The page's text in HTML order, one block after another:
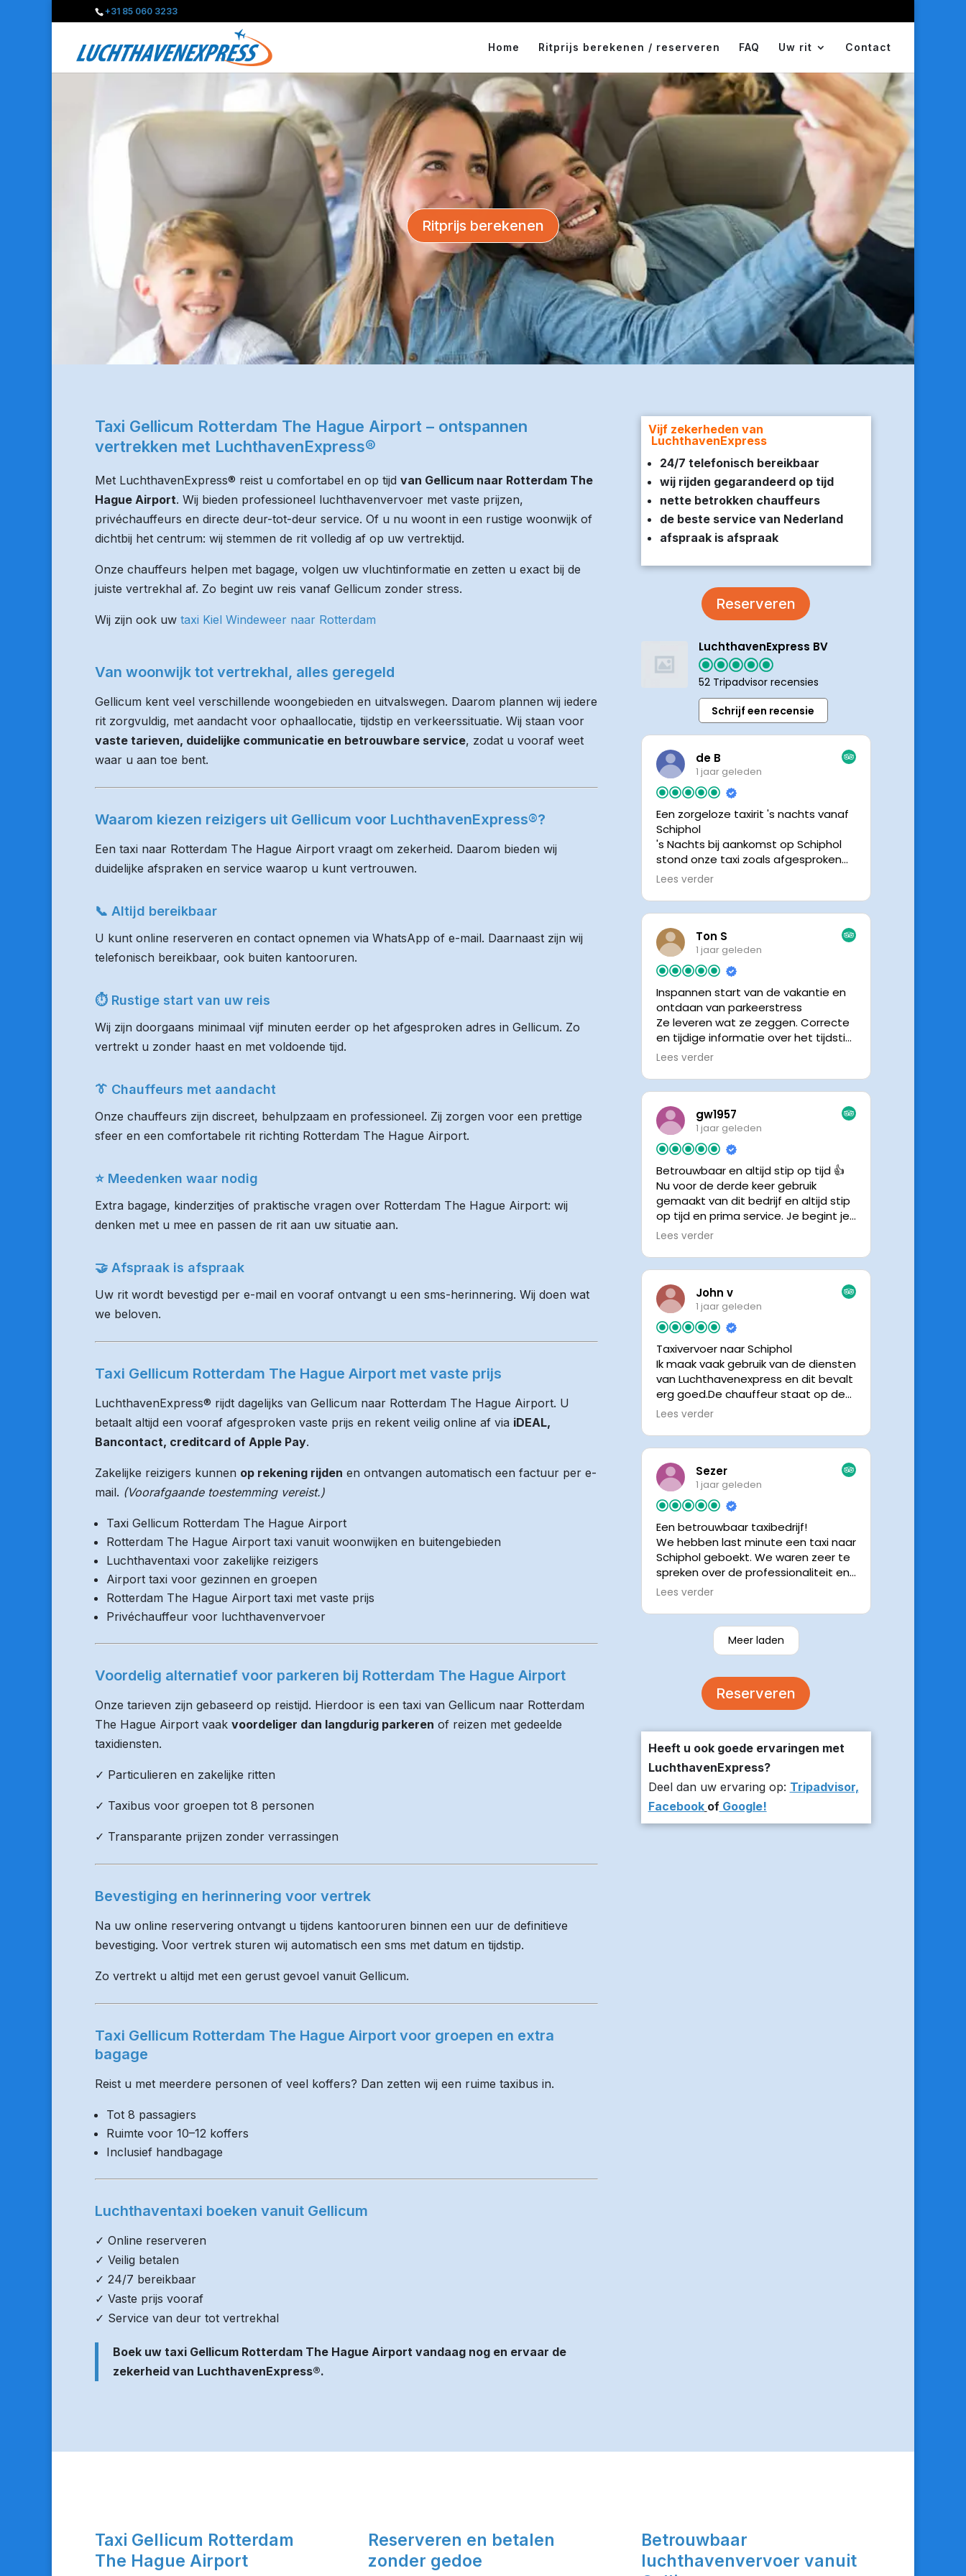
+31 85 060 3233
Home Ritprijs berekenen / reserveren FAQ Uw rit Contact
Ritprijs berekenen
Taxi Gellicum Rotterdam The Hague Airport – ontspannen
vertrekken met LuchthavenExpress®
Met LuchthavenExpress® reist u comfortabel en op tijd van Gellicum naar Rotterdam The
Hague Airport. Wij bieden professioneel luchthavenvervoer met vaste prijzen,
privéchauffeurs en directe deur-tot-deur service. Of u nu woont in een rustige woonwijk of
dichtbij het centrum: wij stemmen de rit volledig af op uw vertrektijd.
Onze chauffeurs helpen met bagage, volgen uw vluchtinformatie en zetten u exact bij de
juiste vertrekhal af. Zo begint uw reis vanaf Gellicum zonder stress.
Wij zijn ook uw taxi Kiel Windeweer naar Rotterdam
Van woonwijk tot vertrekhal, alles geregeld
Gellicum kent veel verschillende woongebieden en uitvalswegen. Daarom plannen wij iedere
rit zorgvuldig, met aandacht voor ophaallocatie, tijdstip en verkeerssituatie. Wij staan voor
vaste tarieven, duidelijke communicatie en betrouwbare service, zodat u vooraf weet
waar u aan toe bent.
Waarom kiezen reizigers uit Gellicum voor LuchthavenExpress®?
Een taxi naar Rotterdam The Hague Airport vraagt om zekerheid. Daarom bieden wij
duidelijke afspraken en service waarop u kunt vertrouwen.
📞 Altijd bereikbaar
U kunt online reserveren en contact opnemen via WhatsApp of e-mail. Daarnaast zijn wij
telefonisch bereikbaar, ook buiten kantooruren.
⏱ Rustige start van uw reis
Wij zijn doorgaans minimaal vijf minuten eerder op het afgesproken adres in Gellicum. Zo
vertrekt u zonder haast en met voldoende tijd.
👔 Chauffeurs met aandacht
Onze chauffeurs zijn discreet, behulpzaam en professioneel. Zij zorgen voor een prettige
sfeer en een comfortabele rit richting Rotterdam The Hague Airport.
⭐ Meedenken waar nodig
Extra bagage, kinderzitjes of praktische vragen over Rotterdam The Hague Airport: wij
denken met u mee en passen de rit aan uw situatie aan.
🤝 Afspraak is afspraak
Uw rit wordt bevestigd per e-mail en vooraf ontvangt u een sms-herinnering. Wij doen wat
we beloven.
Taxi Gellicum Rotterdam The Hague Airport met vaste prijs
LuchthavenExpress® rijdt dagelijks van Gellicum naar Rotterdam The Hague Airport. U
betaalt altijd een vooraf afgesproken vaste prijs en rekent veilig online af via iDEAL,
Bancontact, creditcard of Apple Pay.
Zakelijke reizigers kunnen op rekening rijden en ontvangen automatisch een factuur per e-
mail. (Voorafgaande toestemming vereist.)
Taxi Gellicum Rotterdam The Hague Airport
Rotterdam The Hague Airport taxi vanuit woonwijken en buitengebieden
Luchthaventaxi voor zakelijke reizigers
Airport taxi voor gezinnen en groepen
Rotterdam The Hague Airport taxi met vaste prijs
Privéchauffeur voor luchthavenvervoer
Voordelig alternatief voor parkeren bij Rotterdam The Hague Airport
Onze tarieven zijn gebaseerd op reistijd. Hierdoor is een taxi van Gellicum naar Rotterdam
The Hague Airport vaak voordeliger dan langdurig parkeren of reizen met gedeelde
taxidiensten.
✓ Particulieren en zakelijke ritten
✓ Taxibus voor groepen tot 8 personen
✓ Transparante prijzen zonder verrassingen
Bevestiging en herinnering voor vertrek
Na uw online reservering ontvangt u tijdens kantooruren binnen een uur de definitieve
bevestiging. Voor vertrek sturen wij automatisch een sms met datum en tijdstip.
Zo vertrekt u altijd met een gerust gevoel vanuit Gellicum.
Taxi Gellicum Rotterdam The Hague Airport voor groepen en extra
bagage
Reist u met meerdere personen of veel koffers? Dan zetten wij een ruime taxibus in.
Tot 8 passagiers
Ruimte voor 10–12 koffers
Inclusief handbagage
Luchthaventaxi boeken vanuit Gellicum
✓ Online reserveren
✓ Veilig betalen
✓ 24/7 bereikbaar
✓ Vaste prijs vooraf
✓ Service van deur tot vertrekhal
Boek uw taxi Gellicum Rotterdam The Hague Airport vandaag nog en ervaar de
zekerheid van LuchthavenExpress®.
Vijf zekerheden van
LuchthavenExpress
24/7 telefonisch bereikbaar
wij rijden gegarandeerd op tijd
nette betrokken chauffeurs
de beste service van Nederland
afspraak is afspraak
Reserveren
LuchthavenExpress BV
52 Tripadvisor recensies
Schrijf een recensie
de B
1 jaar geleden
Een zorgeloze taxirit 's nachts vanaf
Schiphol
's Nachts bij aankomst op Schiphol
stond onze taxi zoals afgesproken
keurig te wachten. Dankzij de goede
chauffeur wisten we precies waar de
chauffeur, met een prachtige auto
was het een comfortabele rit. Graag
tot de volgende de keer.
Lees verder
Ton S
1 jaar geleden
Inspannen start van de vakantie en
ontdaan van parkeerstress
Ze leveren wat ze zeggen. Correcte
en tijdige informatie over het tijdstip
van ophalen. Voldeed ook nu weer
Lees verder
gw1957
1 jaar geleden
Betrouwbaar en altijd stip op tijd 👍
Nu voor de derde keer gebruik
gemaakt van dit bedrijf en altijd stip
op tijd en prima service. Je begint je
vakantie zonder zorgen iig. 👍👍
Lees verder
John v
1 jaar geleden
Taxivervoer naar Schiphol
Ik maak vaak gebruik van de diensten
van Luchthavenexpress en dit bevalt
erg goed.De chauffeur staat op de
afgesproken tijd klaar om je op te
neemt de chauffeur direct contact
staat.Altijd nette chauffeurs, en in
mijn geval is het voordeliger dan
parkeren op P3 bij 9 dagen parkeren.
En dan hopen dat je auto geen
schade heeft ivm de krappe
parkeervakken. Ik beveel
Luchthavenexpress dan ook zeker
aan.
Lees verder
Sezer
1 jaar geleden
Een betrouwbaar taxibedrijf!
We hebben last minute een taxi naar
Schiphol geboekt. We waren zeer te
spreken over de professionaliteit en
vriendelijkheid van luchthavenexpres!
verzekerde om er op tijd te zijn en
stuurde z’n live locatie een paar
minuten voor aanvang bij ons thuis.
volgende keer zou ik weer hier
Lees verder
Meer laden
Reserveren
Heeft u ook goede ervaringen met
LuchthavenExpress?
Deel dan uw ervaring op: Tripadvisor,
Facebook ofGoogle!
Taxi Gellicum Rotterdam
The Hague Airport
Reserveren en betalen
zonder gedoe
Betrouwbaar
luchthavenvervoer vanuit